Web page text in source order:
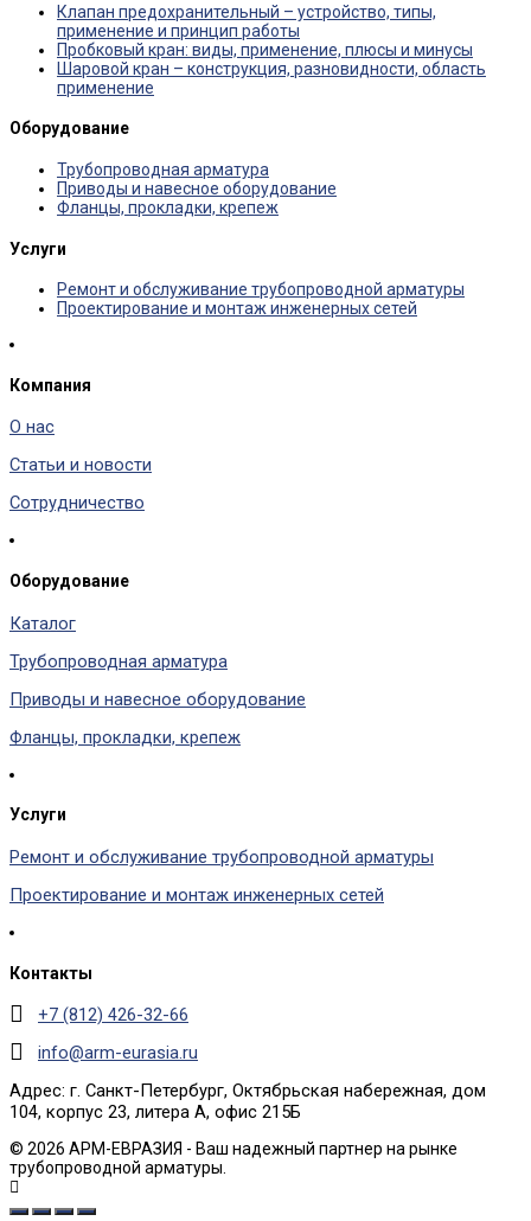
Клапан предохранительный – устройство, типы,
применение и принцип работы
Пробковый кран: виды, применение, плюсы и минусы
Шаровой кран – конструкция, разновидности, область
применение
Оборудование
Трубопроводная арматура
Приводы и навесное оборудование
Фланцы, прокладки, крепеж
Услуги
Ремонт и обслуживание трубопроводной арматуры
Проектирование и монтаж инженерных сетей
Компания
О нас
Статьи и новости
Сотрудничество
Оборудование
Каталог
Трубопроводная арматура
Приводы и навесное оборудование
Фланцы, прокладки, крепеж
Услуги
Ремонт и обслуживание трубопроводной арматуры
Проектирование и монтаж инженерных сетей
Контакты
+7 (812) 426-32-66
info@arm-eurasia.ru
Адрес: г. Санкт-Петербург, Октябрьская набережная, дом
104, корпус 23, литера А, офис 215Б
© 2026 АРМ-ЕВРАЗИЯ - Ваш надежный партнер на рынке
трубопроводной арматуры.